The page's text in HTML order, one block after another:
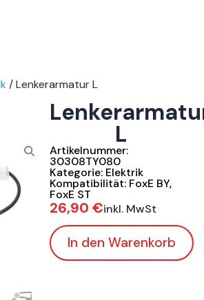
/ Lenkerarmatur L
L
Artikelnummer:
30308TY080
Kategorie: Elektrik
Kompatibilität: FoxE BY,
FoxE ST
26,90 €inkl. MwSt
In den Warenkorb